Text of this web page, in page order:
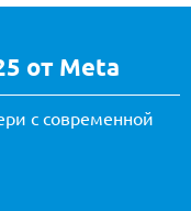
от Meta
с современной